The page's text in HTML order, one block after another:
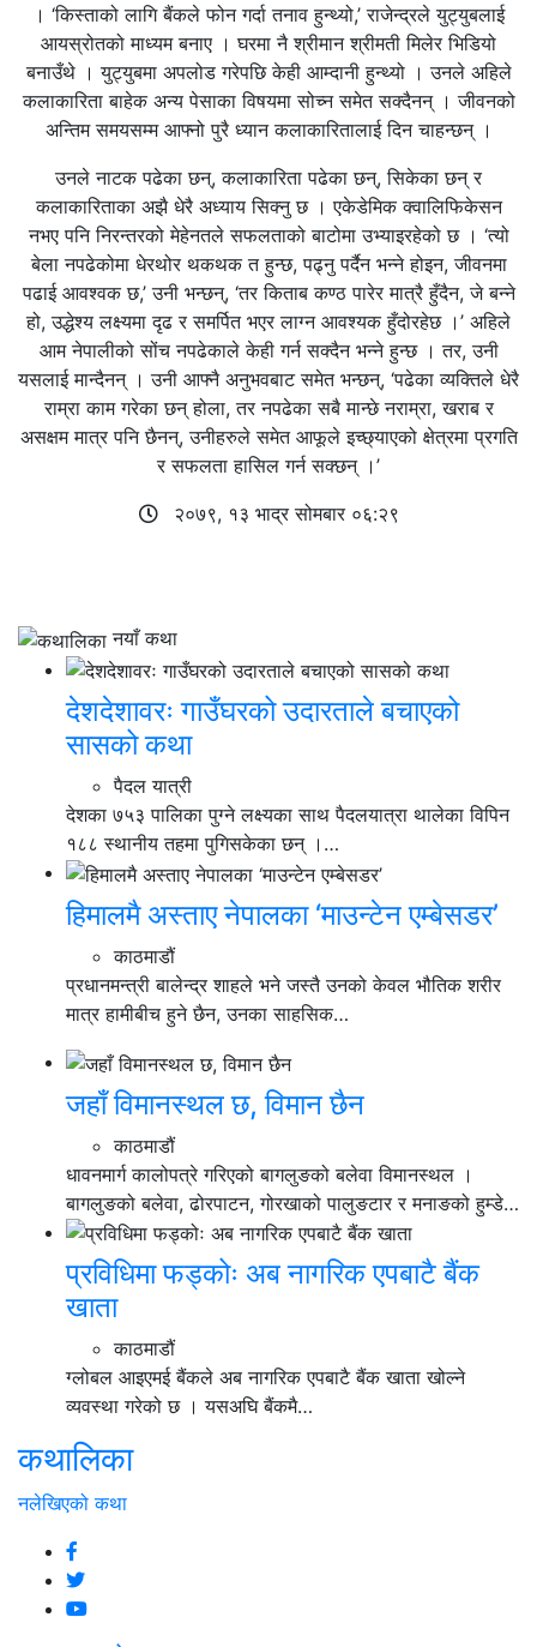
। ‘किस्ताको लागि बैंकले फोन गर्दा तनाव हुन्थ्यो,’ राजेन्द्रले युट्युबलाई
आयस्रोतको माध्यम बनाए । घरमा नै श्रीमान श्रीमती मिलेर भिडियो
बनाउँथे । युट्युबमा अपलोड गरेपछि केही आम्दानी हुन्थ्यो । उनले अहिले
कलाकारिता बाहेक अन्य पेसाका विषयमा सोच्न समेत सक्दैनन् । जीवनको
अन्तिम समयसम्म आफ्नो पुरै ध्यान कलाकारितालाई दिन चाहन्छन् ।
उनले नाटक पढेका छन्, कलाकारिता पढेका छन्, सिकेका छन् र
कलाकारिताका अझै धेरै अध्याय सिक्नु छ । एकेडेमिक क्वालिफिकेसन
नभए पनि निरन्तरको मेहेनतले सफलताको बाटोमा उभ्याइरहेको छ । ‘त्यो
बेला नपढेकोमा धेरथोर थकथक त हुन्छ, पढ्नु पर्दैन भन्ने होइन, जीवनमा
पढाई आवश्वक छ,’ उनी भन्छन्, ‘तर किताब कण्ठ पारेर मात्रै हुँदैन, जे बन्ने
हो, उद्धेश्य लक्ष्यमा दृढ र समर्पित भएर लाग्न आवश्यक हुँदोरहेछ ।’ अहिले
आम नेपालीको सोंच नपढेकाले केही गर्न सक्दैन भन्ने हुन्छ । तर, उनी
यसलाई मान्दैनन् । उनी आफ्नै अनुभवबाट समेत भन्छन्, ‘पढेका व्यक्तिले धेरै
राम्रा काम गरेका छन् होला, तर नपढेका सबै मान्छे नराम्रा, खराब र
असक्षम मात्र पनि छैनन्, उनीहरुले समेत आफूले इच्छ्याएको क्षेत्रमा प्रगति
र सफलता हासिल गर्न सक्छन् ।’
२०७९, १३ भाद्र सोमबार ०६:२९
नयाँ कथा
देशदेशावरः गाउँघरको उदारताले बचाएको
सासको कथा
पैदल यात्री
देशका ७५३ पालिका पुग्ने लक्ष्यका साथ पैदलयात्रा थालेका विपिन
१८८ स्थानीय तहमा पुगिसकेका छन् ।…
हिमालमै अस्ताए नेपालका ‘माउन्टेन एम्बेसडर’
काठमाडौं
प्रधानमन्त्री बालेन्द्र शाहले भने जस्तै उनको केवल भौतिक शरीर
मात्र हामीबीच हुने छैन, उनका साहसिक…
जहाँ विमानस्थल छ, विमान छैन
काठमाडौं
धावनमार्ग कालोपत्रे गरिएको बागलुङको बलेवा विमानस्थल ।
बागलुङको बलेवा, ढोरपाटन, गोरखाको पालुङटार र मनाङको हुम्डे…
प्रविधिमा फड्कोः अब नागरिक एपबाटै बैंक
खाता
काठमाडौं
ग्लोबल आइएमई बैंकले अब नागरिक एपबाटै बैंक खाता खोल्ने
व्यवस्था गरेको छ । यसअघि बैंकमै…
कथालिका
नलेखिएको कथा